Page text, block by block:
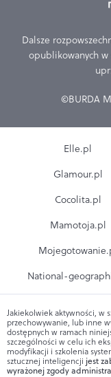
Dalsze
opublikowanych w
©BURDA
Elle.pl
Glamour.pl
Cocolita.pl
Mamotoja.pl
National-
Jakiekolwiek aktywności, w
przechowywanie, lub inne
dostępnych w ramach
szczególności w celu ich
modyfikacji i szkolenia
sztucznej inteligencji jest
wyrażonej zgody